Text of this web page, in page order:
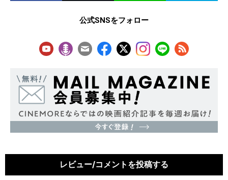
公式SNSをフォロー
レビュー/コメントを投稿する